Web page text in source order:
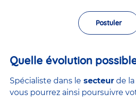
Postuler
Quelle évolution
Spécialiste dans le secteur de
vous pourrez ainsi poursuivre